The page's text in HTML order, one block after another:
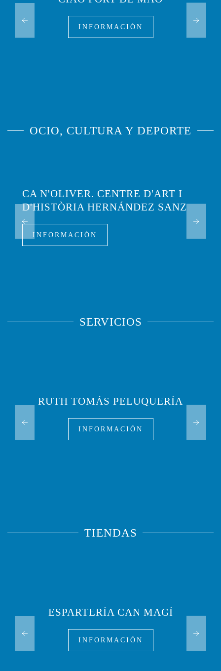
INFORMACIÓN
OCIO, CULTURA Y DEPORTE
CA N'OLIVER. CENTRE D'ART I
D'HISTÒRIA HERNÁNDEZ SANZ
INFORMACIÓN
SERVICIOS
RUTH TOMÁS PELUQUERÍA
INFORMACIÓN
TIENDAS
ESPARTERÍA CAN MAGÍ
INFORMACIÓN